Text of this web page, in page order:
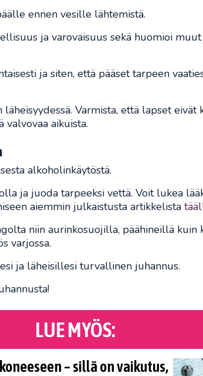
ennen vesille lähtemistä.
ja varovaisuus sekä huomioi
ja siten, että pääset tarpeen
läheisyydessä. Varmista, että lapset eivät
valvovaa aikuista.
alkoholinkäytöstä.
ja juoda tarpeeksi vettä. Voit lukea
aiemmin julkaistusta artikkelista
niin aurinkosuojilla, päähineillä kuin
varjossa.
ja läheisillesi turvallinen juhannus.
LUE MYÖS:
– sillä on vaikutus,